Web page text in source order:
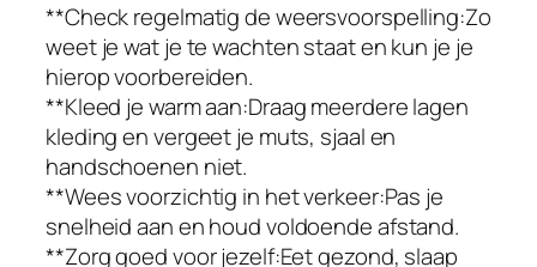
**Check regelmatig de weersvoorspelling:Zo
weet je wat je te wachten staat en kun je je
hierop voorbereiden.
**Kleed je warm aan:Draag meerdere lagen
kleding en vergeet je muts, sjaal en
handschoenen niet.
**Wees voorzichtig in het verkeer:Pas je
snelheid aan en houd voldoende afstand.
**Zorg goed voor jezelf:Eet gezond, slaap